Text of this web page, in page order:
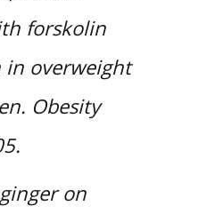
forskolin
overweight
Obesity
on